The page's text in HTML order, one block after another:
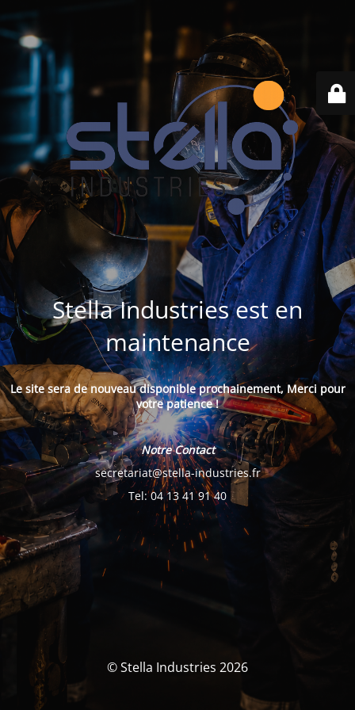
Stella Industries est en
maintenance
Le site sera de nouveau disponible prochainement, Merci pour
votre patience !
Notre Contact
secretariat@stella-industries.fr
Tel: 04 13 41 91 40
© Stella Industries 2026